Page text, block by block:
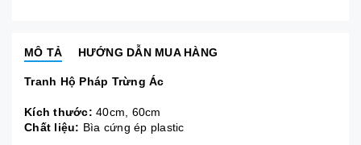
MÔ TẢ HƯỚNG DẪN MUA HÀNG
Tranh Hộ Pháp Trừng Ác
Kích thước: 40cm, 60cm
Chất liệu: Bìa cứng ép plastic